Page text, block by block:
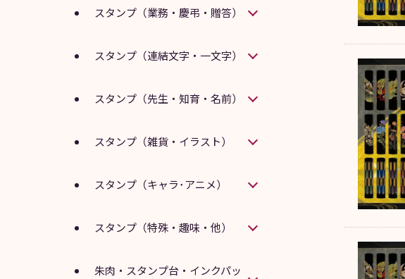
スタンプ（業務・慶弔・贈答）
スタンプ（連結文字・一文字）
スタンプ（先生・知育・名前）
スタンプ（雑貨・イラスト）
スタンプ（キャラ･アニメ）
スタンプ（特殊・趣味・他）
朱肉・スタンプ台・インクパッ